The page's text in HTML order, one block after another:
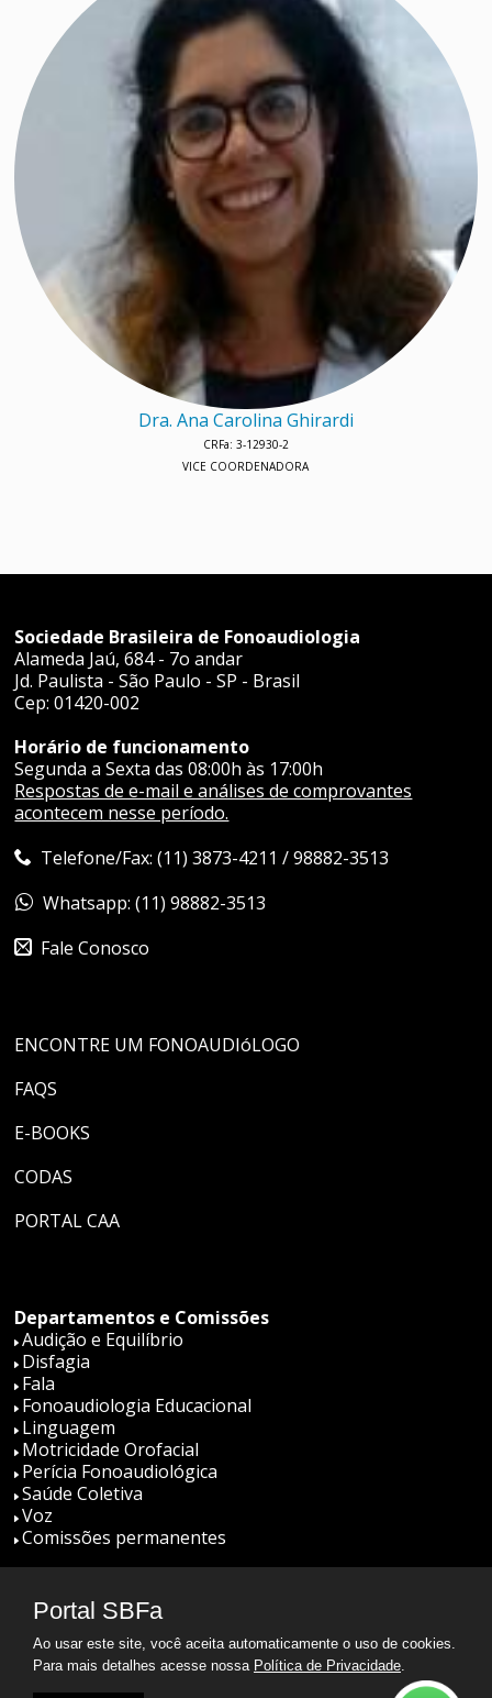
Dra. Ana Carolina Ghirardi
CRFa: 3-12930-2
VICE COORDENADORA
Sociedade Brasileira de Fonoaudiologia
Alameda Jaú, 684 - 7o andar
Jd. Paulista - São Paulo - SP - Brasil
Cep: 01420-002
Horário de funcionamento
Segunda a Sexta das 08:00h às 17:00h
Respostas de e-mail e análises de comprovantes
acontecem nesse período.
Telefone/Fax: (11) 3873-4211 / 98882-3513
Whatsapp: (11) 98882-3513
Fale Conosco
ENCONTRE UM FONOAUDIóLOGO
FAQS
E-BOOKS
CODAS
PORTAL CAA
Departamentos e Comissões
Audição e Equilíbrio
Disfagia
Fala
Fonoaudiologia Educacional
Linguagem
Motricidade Orofacial
Perícia Fonoaudiológica
Saúde Coletiva
Voz
Comissões permanentes
Portal SBFa
Ao usar este site, você aceita automaticamente o uso de cookies.
Para mais detalhes acesse nossa Política de Privacidade.